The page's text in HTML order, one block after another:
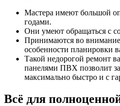
Мастера имеют большой
годами.
Они умеют обращаться с
Принимаются во
особенности планировки
Такой недорогой ремонт
панелями ПВХ позволит
максимально быстро и с
Всё для